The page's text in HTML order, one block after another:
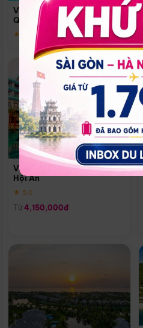
Vinpearl Resort & Spa Phu
Quoc
★ 5.0
Vinpearl Resort & Golf Nam
Hội An
★ 5.0
Từ 4,150,000đ